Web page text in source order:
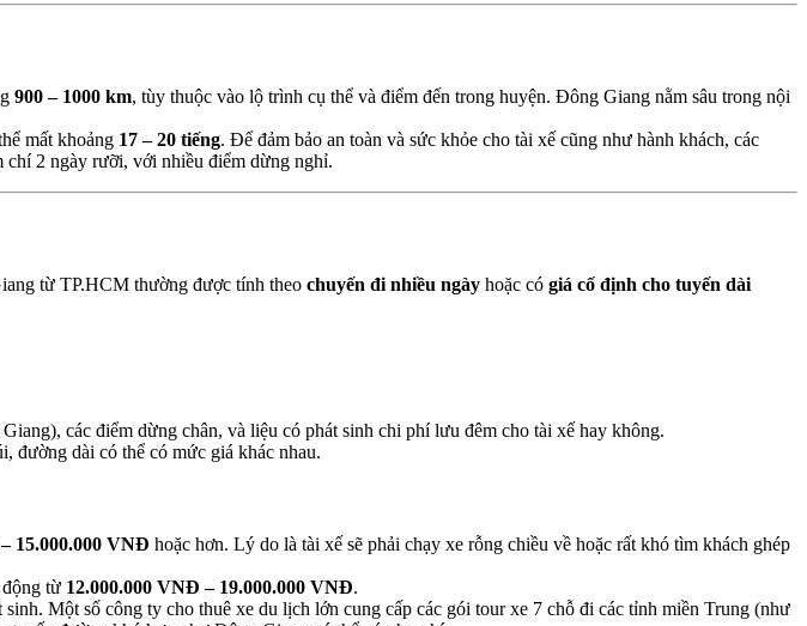
900 – 1000 km, tùy thuộc vào lộ trình cụ thể và điểm đến trong huyện. Đông Giang nằm sâu trong nội
mất khoảng 17 – 20 tiếng. Để đảm bảo an toàn và sức khỏe cho tài xế cũng như hành khách, các
chí 2 ngày rưỡi, với nhiều điểm dừng nghỉ.
từ TP.HCM thường được tính theo chuyến đi nhiều ngày hoặc có giá cố định cho tuyến dài
các điểm dừng chân, và liệu có phát sinh chi phí lưu đêm cho tài xế hay không.
đường dài có thể có mức giá khác nhau.
15.000.000 VNĐ hoặc hơn. Lý do là tài xế sẽ phải chạy xe rỗng chiều về hoặc rất khó tìm khách ghép
từ 12.000.000 VNĐ – 19.000.000 VNĐ.
Một số công ty cho thuê xe du lịch lớn cung cấp các gói tour xe 7 chỗ đi các tỉnh miền Trung (như